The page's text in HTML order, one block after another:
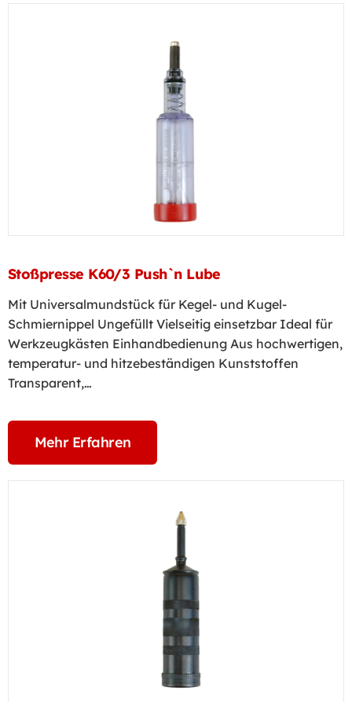
Stoßpresse K60/3 Push`n Lube
Mit Universalmundstück für Kegel- und Kugel-
Schmiernippel Ungefüllt Vielseitig einsetzbar Ideal für
Werkzeugkästen Einhandbedienung Aus hochwertigen,
temperatur- und hitzebeständigen Kunststoffen
Transparent,…
Mehr Erfahren